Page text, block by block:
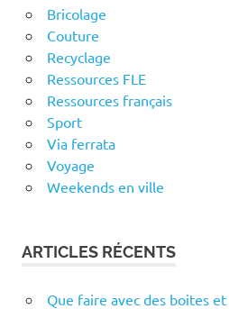
Bricolage
Couture
Recyclage
Ressources FLE
Ressources français
Sport
Via ferrata
Voyage
Weekends en ville
ARTICLES RÉCENTS
Que faire avec des boites